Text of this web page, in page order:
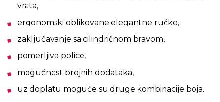
vrata,
ergonomski oblikovane elegantne ručke,
zaključavanje sa cilindričnom bravom,
pomerljive police,
mogućnost brojnih dodataka,
uz doplatu moguće su druge kombinacije boja.